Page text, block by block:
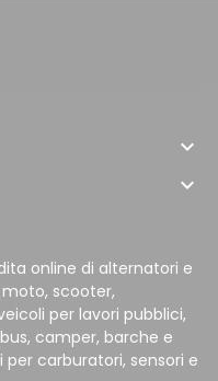


online di alternatori e
scooter,
per lavori pubblici,
camper, barche e
per carburatori, sensori e